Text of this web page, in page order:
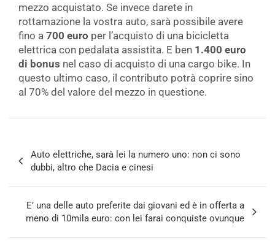
mezzo acquistato. Se invece darete in
rottamazione la vostra auto, sarà possibile avere
fino a 700 euro per l’acquisto di una bicicletta
elettrica con pedalata assistita. E ben 1.400 euro
di bonus nel caso di acquisto di una cargo bike. In
questo ultimo caso, il contributo potrà coprire sino
al 70% del valore del mezzo in questione.
articoli
Auto elettriche, sarà lei la numero uno: non ci sono
dubbi, altro che Dacia e cinesi
E’ una delle auto preferite dai giovani ed è in offerta a
meno di 10mila euro: con lei farai conquiste ovunque